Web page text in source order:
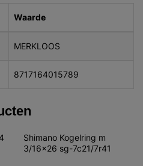
Waarde
MERKLOOS
8717164015789
Shimano Kogelring m
3/16x26 sg-7c21/7r41